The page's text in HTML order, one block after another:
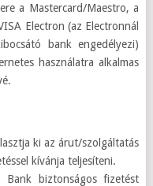
a Mastercard/Maestro, a
Electron (az Electronnál
bank engedélyezi)
használatra alkalmas
ki az árut/szolgáltatás
kívánja teljesíteni.
biztonságos fizetést